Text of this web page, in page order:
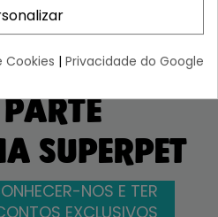
SUPERPET
NOS E TER
EXCLUSIVOS
Cookies | Privacidade do Google